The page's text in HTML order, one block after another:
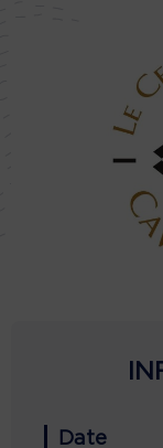
Date